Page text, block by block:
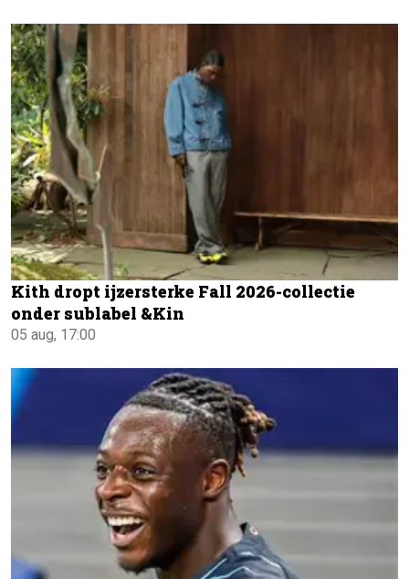
Kith dropt ijzersterke Fall 2026-collectie
onder sublabel &Kin
05 aug, 17:00